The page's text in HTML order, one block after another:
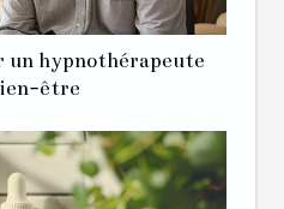
un hypnothérapeute
être